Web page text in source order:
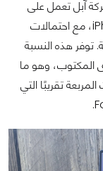
آبل تعمل على
تطوير هاتف قابل للطي يحمل اسم iPhone Fold، مع احتمالات
توفر هذه النسبة
وهو ما
تقريبًا التي